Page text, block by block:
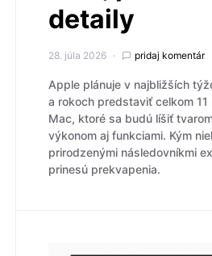
detaily
28. júla 2026 pridaj komentár
Apple plánuje v najbližších
a rokoch predstaviť celkom
Mac, ktoré sa budú líšiť
výkonom aj funkciami. Kým
prirodzenými následovníkmi
prinesú prekvapenia.